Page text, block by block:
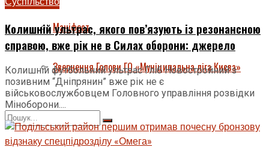
Маніфест
Звернення Голови ГО «Муніципальна ліга Києва»
Колишній ультрас, якого пов’язують із резонансною
справою, вже рік не в Силах оборони: джерело
Колишній футбольний ультрас Гліб Новостройний з
позивним “Дніпрянин” вже рік не є
військовослужбовцем Головного управління розвідки
Міноборони....